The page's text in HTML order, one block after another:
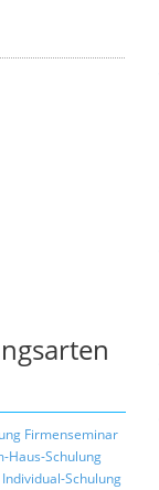
Firmenseminar
Haus-Schulung
Individual-Schulung